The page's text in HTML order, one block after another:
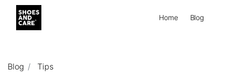
Home Blog
Blog
Tips